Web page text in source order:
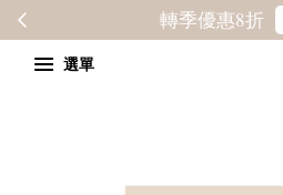
轉季優惠8折
選單